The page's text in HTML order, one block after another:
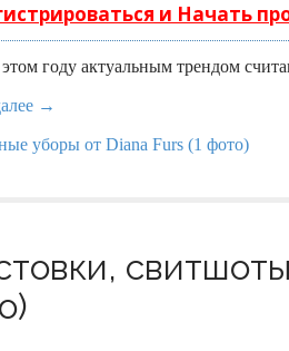
и Начать
году актуальным трендом
→